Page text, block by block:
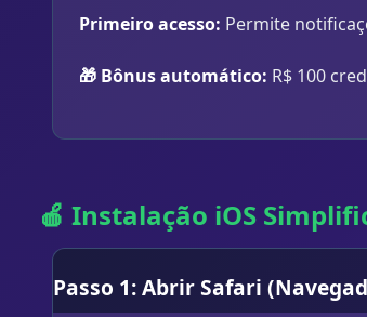
Primeiro acesso: Permite
🎁 Bônus automático: R$ 100
🍎 Instalação iOS
Passo 1: Abrir Safari